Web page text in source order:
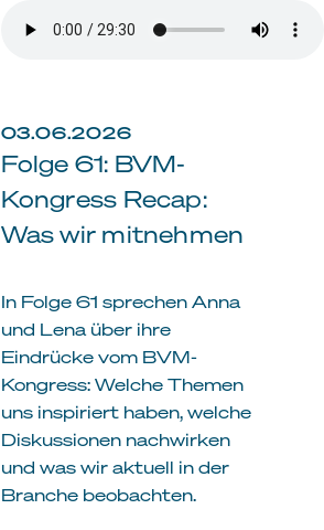
03.06.2026
Folge 61: BVM-
Kongress Recap:
Was wir mitnehmen
In Folge 61 sprechen Anna
und Lena über ihre
Eindrücke vom BVM-
Kongress: Welche Themen
uns inspiriert haben, welche
Diskussionen nachwirken
und was wir aktuell in der
Branche beobachten.